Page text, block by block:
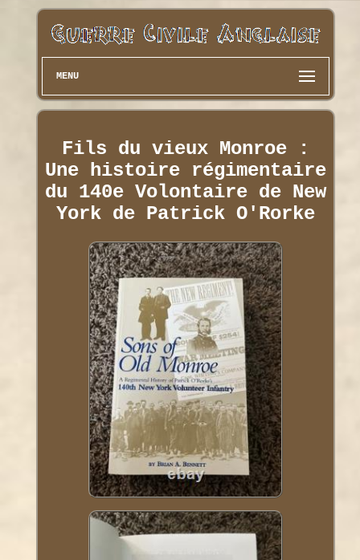
MENU
Fils du vieux Monroe :
Une histoire régimentaire
du 140e Volontaire de New
York de Patrick O'Rorke